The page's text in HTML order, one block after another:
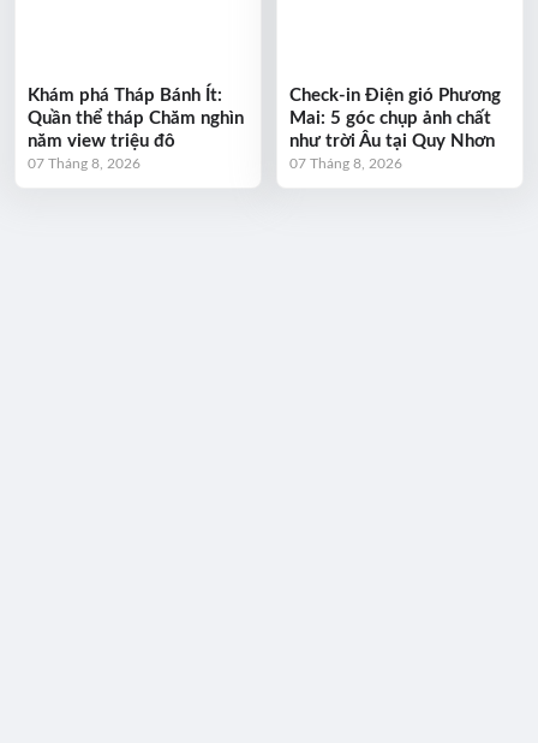
Khám phá Tháp Bánh Ít:
Quần thể tháp Chăm nghìn
năm view triệu đô
07 Tháng 8, 2026
Check-in Điện gió Phương
Mai: 5 góc chụp ảnh chất
như trời Âu tại Quy Nhơn
07 Tháng 8, 2026